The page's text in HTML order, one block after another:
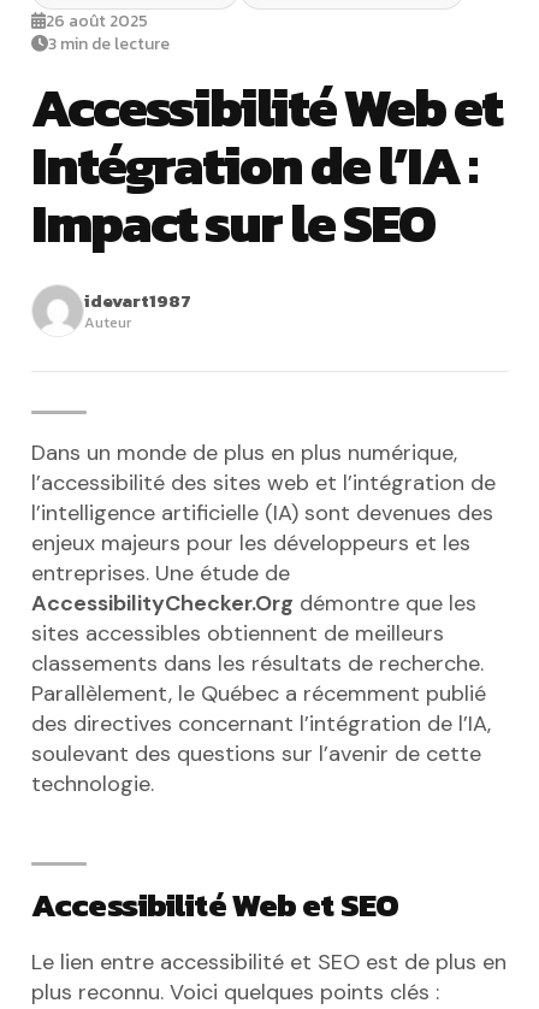
26 août 2025
3 min de lecture
Accessibilité Web et
Intégration de l’IA :
Impact sur le SEO
idevart1987
Auteur
Dans un monde de plus en plus numérique,
l’accessibilité des sites web et l’intégration de
l’intelligence artificielle (IA) sont devenues des
enjeux majeurs pour les développeurs et les
entreprises. Une étude de
AccessibilityChecker.Org démontre que les
sites accessibles obtiennent de meilleurs
classements dans les résultats de recherche.
Parallèlement, le Québec a récemment publié
des directives concernant l’intégration de l’IA,
soulevant des questions sur l’avenir de cette
technologie.
Accessibilité Web et SEO
Le lien entre accessibilité et SEO est de plus en
plus reconnu. Voici quelques points clés :